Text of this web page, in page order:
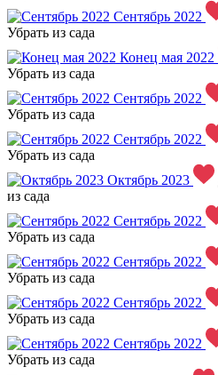
Сентябрь 2022
Убрать из сада
Конец мая 2022
Убрать из сада
Сентябрь 2022
Убрать из сада
Сентябрь 2022
Убрать из сада
Октябрь 2023
из сада
Сентябрь 2022
Убрать из сада
Сентябрь 2022
Убрать из сада
Сентябрь 2022
Убрать из сада
Сентябрь 2022
Убрать из сада